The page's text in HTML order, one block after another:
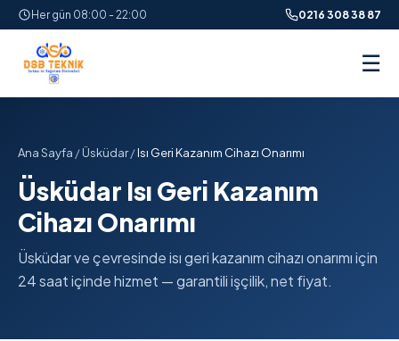
Her gün 08:00 - 22:00 0216 308 38 87
☰
Ana Sayfa /Üsküdar/Isı Geri Kazanım Cihazı Onarımı
Üsküdar Isı Geri Kazanım
Cihazı Onarımı
Üsküdar ve çevresinde isı geri kazanım cihazı onarımı için
24 saat içinde hizmet — garantili işçilik, net fiyat.